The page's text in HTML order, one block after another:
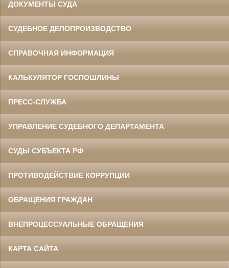
ДОКУМЕНТЫ СУДА
СУДЕБНОЕ ДЕЛОПРОИЗВОДСТВО
СПРАВОЧНАЯ ИНФОРМАЦИЯ
КАЛЬКУЛЯТОР ГОСПОШЛИНЫ
ПРЕСС-СЛУЖБА
УПРАВЛЕНИЕ СУДЕБНОГО ДЕПАРТАМЕНТА
СУДЫ СУБЪЕКТА РФ
ПРОТИВОДЕЙСТВИЕ КОРРУПЦИИ
ОБРАЩЕНИЯ ГРАЖДАН
ВНЕПРОЦЕССУАЛЬНЫЕ ОБРАЩЕНИЯ
КАРТА САЙТА